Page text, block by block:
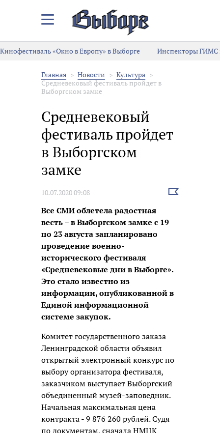
Закрыть/
меню
Кинофестиваль «Окно в Европу» в Выборге
Инспекторы ГИМС
Главная Новости
Культура
Средневековый фестиваль пройдет в
Выборгском замке
Средневековый
фестиваль пройдет
в Выборгском
замке
10.07.2020 09:08
Выбрать
Все СМИ облетела радостная
весть – в Выборгском замке с 19
по 23 августа запланировано
проведение военно-
исторического фестиваля
«Средневековые дни в Выборге».
Это стало известно из
информации, опубликованной в
Единой информационной
системе закупок.
Комитет государственного заказа
Ленинградской области объявил
открытый электронный конкурс по
выбору организатора фестиваля,
заказчиком выступает Выборгский
объединенный музей-заповедник.
Начальная максимальная цена
контракта - 9 876 260 рублей. Судя
по документам, сначала НМЦК